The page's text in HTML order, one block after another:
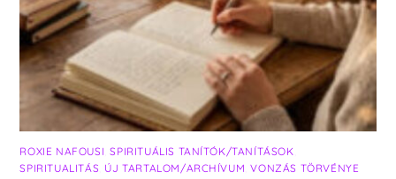
ROXIE NAFOUSI ,SPIRITUÁLIS TANÍTÓK/TANÍTÁSOK
SPIRITUALITÁS ÚJ TARTALOM/ARCHÍVUM ,VONZÁS TÖRVÉNYE